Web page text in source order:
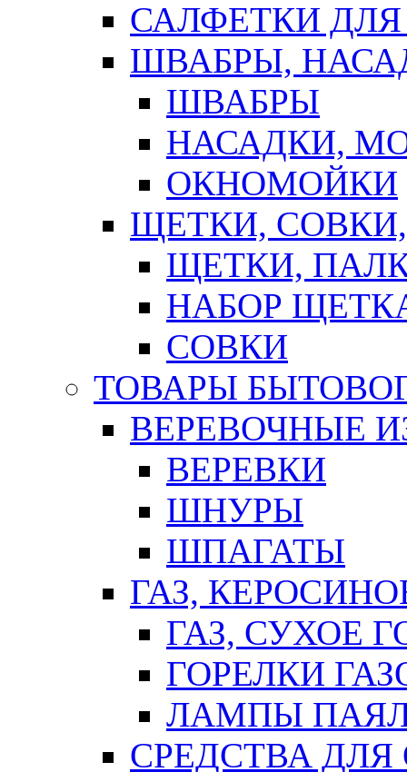
САЛФЕТКИ
ШВАБРЫ,
ШВАБРЫ
НАСАДКИ,
ОКНОМОЙКИ
ЩЕТКИ,
ЩЕТКИ,
НАБОР
СОВКИ
ТОВАРЫ
ВЕРЕВОЧНЫЕ
ВЕРЕВКИ
ШНУРЫ
ШПАГАТЫ
ГАЗ,
ГАЗ, СУХОЕ
ГОРЕЛКИ
ЛАМПЫ
СРЕДСТВА